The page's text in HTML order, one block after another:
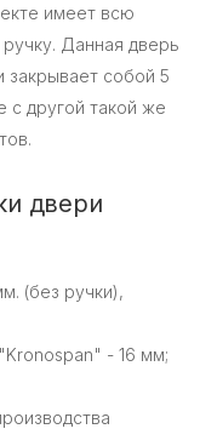
имеет всю
Данная дверь
закрывает собой 5
с другой такой же
двери
(без ручки),
- 16 мм;